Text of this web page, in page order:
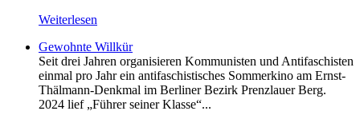
Weiterlesen
Gewohnte Willkür
Seit drei Jahren organisieren Kommunisten und Antifaschisten
einmal pro Jahr ein antifaschistisches Sommerkino am Ernst-
Thälmann-Denkmal im Berliner Bezirk Prenzlauer Berg.
2024 lief „Führer seiner Klasse“...